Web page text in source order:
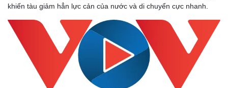
Sức khỏe
Dinh dưỡng - món ngon
Cây thuốc
Đời sống
Nhà đẹp
Blog
khiến tàu giảm hẳn lực cản của nước và di chuyển cực nhanh.